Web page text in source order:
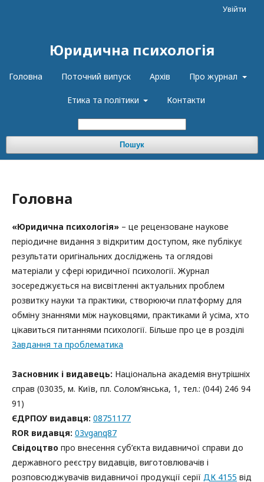
Юридична психологія
Головна Поточний випуск Архів Про журнал
Етика та політики Контакти
Пошук
Увійти
Головна
«Юридична психологія» – це рецензоване наукове
періодичне видання з відкритим доступом, яке публікує
результати оригінальних досліджень та оглядові
матеріали у сфері юридичної психології. Журнал
зосереджується на висвітленні актуальних проблем
розвитку науки та практики, створюючи платформу для
обміну знаннями між науковцями, практиками й усіма, хто
цікавиться питаннями психології. Більше про це в розділі
Завдання та проблематика
Засновник і видавець: Національна академія внутрішніх
справ (03035, м. Київ, пл. Солом’янська, 1, тел.: (044) 246 94
91)
ЄДРПОУ видавця: 08751177
ROR видавця: 03vganq87
Свідоцтво про внесення суб’єкта видавничої справи до
державного реєстру видавців, виготовлювачів і
розповсюджувачів видавничої продукції серії ДК 4155 від